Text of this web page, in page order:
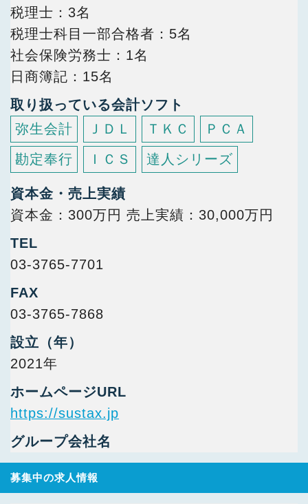
税理士
3名
税理士科目一部合格者
5名
社会保険労務士
1名
日商簿記
15名
取り扱っている会計ソフト
弥生会計
ＪＤＬ ＴＫＣ
ＰＣＡ
勘定奉行
ＩＣＳ 達人シリーズ
資本金・売上実績
資本金：300万円 売上実績：30,000万円
TEL
03-3765-7701
FAX
03-3765-7868
設立（年）
2021年
ホームページURL
https://sustax.jp
グループ会社名
募集中の求人情報